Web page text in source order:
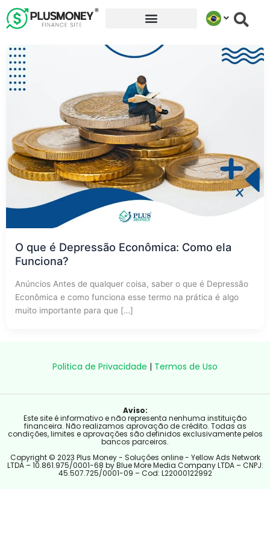
para
conteúdo
O que é Depressão Econômica: Como ela
Funciona?
Anúncios Antes de qualquer coisa, saber o que é Depressão
Econômica e como funciona esse termo na prática é algo
muito importante para que […]
Politica de Privacidade | Termos de Uso
Aviso:
Este site é informativo e não representa nenhuma instituição
financeira. Não realizamos aprovação de crédito. Todas as
condições, limites e aprovações são definidos exclusivamente pelos
bancos parceiros.
Copyright © 2023 Plus Money - Soluções online - Yellow Ads Network
LTDA – 10.861.975/0001-68 by Blue More Media Company LTDA – CNPJ:
45.507.725/0001-09 – Cod: L22000122992